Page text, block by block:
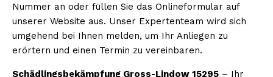
Nummer an oder füllen Sie das Onlineformular auf
unserer Website aus. Unser Expertenteam wird sich
umgehend bei Ihnen melden, um Ihr Anliegen zu
erörtern und einen Termin zu vereinbaren.
Schädlingsbekämpfung Gross-Lindow 15295 – Ihr